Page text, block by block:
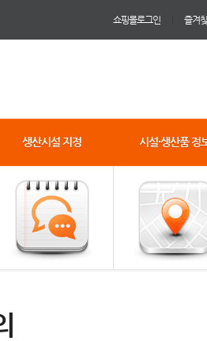
쇼핑몰로그인 즐겨
생산시설 지정 시설·생산품 정